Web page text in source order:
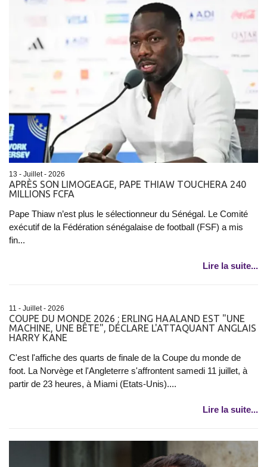
13 - Juillet - 2026
APRÈS SON LIMOGEAGE, PAPE THIAW TOUCHERA 240
MILLIONS FCFA
Pape Thiaw n’est plus le sélectionneur du Sénégal. Le Comité
exécutif de la Fédération sénégalaise de football (FSF) a mis
fin...
Lire la suite...
11 - Juillet - 2026
COUPE DU MONDE 2026 : ERLING HAALAND EST "UNE
MACHINE, UNE BÊTE", DÉCLARE L'ATTAQUANT ANGLAIS
HARRY KANE
C'est l'affiche des quarts de finale de la Coupe du monde de
foot. La Norvège et l'Angleterre s'affrontent samedi 11 juillet, à
partir de 23 heures, à Miami (Etats-Unis)....
Lire la suite...